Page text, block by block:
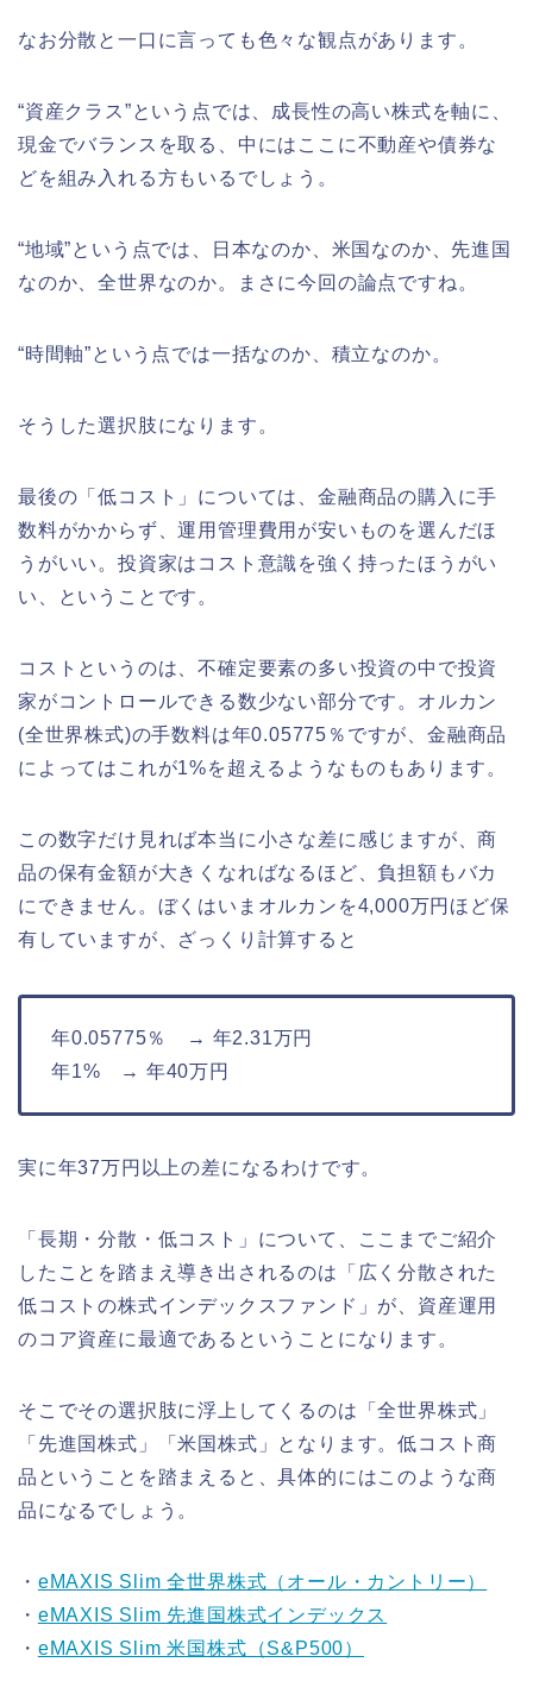
なお分散と一口に言っても色々な観点があります。
“資産クラス”という点では、成長性の高い株式を軸に、
現金でバランスを取る、中にはここに不動産や債券な
どを組み入れる方もいるでしょう。
“地域”という点では、日本なのか、米国なのか、先進国
なのか、全世界なのか。まさに今回の論点ですね。
“時間軸”という点では一括なのか、積立なのか。
そうした選択肢になります。
最後の「低コスト」については、金融商品の購入に手
数料がかからず、運用管理費用が安いものを選んだほ
うがいい。投資家はコスト意識を強く持ったほうがい
い、ということです。
コストというのは、不確定要素の多い投資の中で投資
家がコントロールできる数少ない部分です。オルカン
(全世界株式)の手数料は年0.05775％ですが、金融商品
によってはこれが1%を超えるようなものもあります。
この数字だけ見れば本当に小さな差に感じますが、商
品の保有金額が大きくなればなるほど、負担額もバカ
にできません。ぼくはいまオルカンを4,000万円ほど保
有していますが、ざっくり計算すると
年0.05775％ → 年2.31万円
年1% → 年40万円
実に年37万円以上の差になるわけです。
「長期・分散・低コスト」について、ここまでご紹介
したことを踏まえ導き出されるのは「広く分散された
低コストの株式インデックスファンド」が、資産運用
のコア資産に最適であるということになります。
そこでその選択肢に浮上してくるのは「全世界株式」
「先進国株式」「米国株式」となります。低コスト商
品ということを踏まえると、具体的にはこのような商
品になるでしょう。
・ eMAXIS Slim 全世界株式（オール・カントリー）
・ eMAXIS Slim 先進国株式インデックス
・ eMAXIS Slim 米国株式（S&P500）